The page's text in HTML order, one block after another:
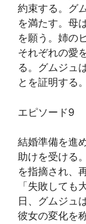
約束する。グ
を満たす。母
を願う。姉の
それぞれの愛
る。グムジュ
とを証明する。
エピソード9
結婚準備を進
助けを受ける
を指摘され、
「失敗しても
日、グムジュ
彼女の変化を